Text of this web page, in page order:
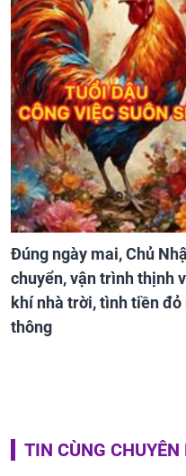
Đúng ngày mai, Chủ
chuyển, vận trình thịnh
khí nhà trời, tình tiền đỏ
thông
TIN CÙNG CHUYÊN